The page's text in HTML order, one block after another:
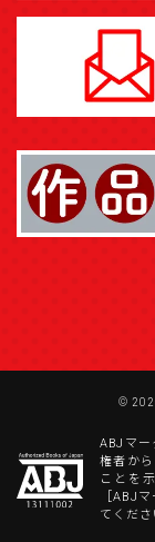
©
ABJマー
権者か
ことを
［ABJ
てくださ